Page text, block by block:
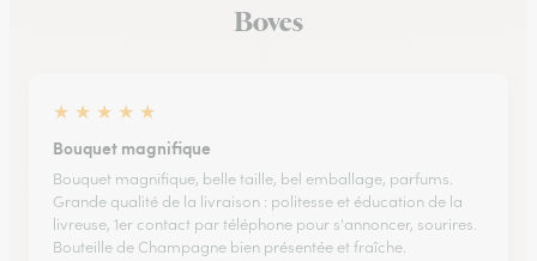
Boves
★ ★ ★ ★ ★
Bouquet magnifique
Bouquet magnifique, belle taille, bel emballage, parfums.
Grande qualité de la livraison : politesse et éducation de la
livreuse, 1er contact par téléphone pour s'annoncer, sourires.
Bouteille de Champagne bien présentée et fraîche.